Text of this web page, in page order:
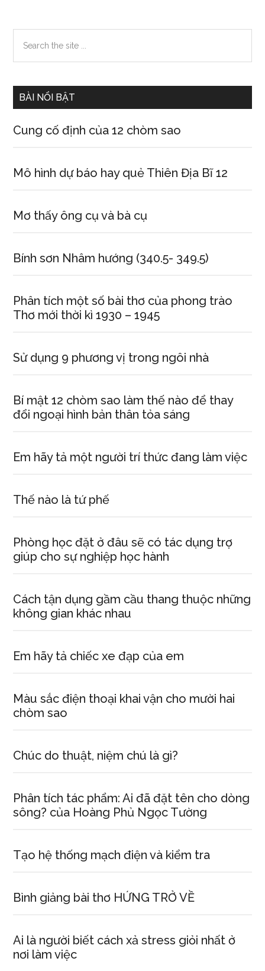
Primary
Sidebar
the
BÀI NỔI BẬT
Cung cố định của 12 chòm sao
Mô hình dự báo hay quẻ Thiên Địa Bĩ 12
Mơ thấy ông cụ và bà cụ
Bính sơn Nhâm hướng (340.5- 349.5)
Phân tích một số bài thơ của phong trào
Thơ mới thời kì 1930 – 1945
Sử dụng 9 phương vị trong ngôi nhà
Bí mật 12 chòm sao làm thế nào để thay
đổi ngoại hình bản thân tỏa sáng
Em hãy tả một người trí thức đang làm việc
Thế nào là tứ phế
Phòng học đặt ở đâu sẽ có tác dụng trợ
giúp cho sự nghiệp học hành
Cách tận dụng gầm cầu thang thuộc những
không gian khác nhau
Em hãy tả chiếc xe đạp của em
Màu sắc điện thoại khai vận cho mười hai
chòm sao
Chúc do thuật, niệm chú là gì?
Phân tích tác phẩm: Ai đã đặt tên cho dòng
sông? của Hoàng Phủ Ngọc Tường
Tạo hệ thống mạch điện và kiểm tra
Bình giảng bài thơ HỨNG TRỞ VỀ
Ai là người biết cách xả stress giỏi nhất ở
nơi làm việc